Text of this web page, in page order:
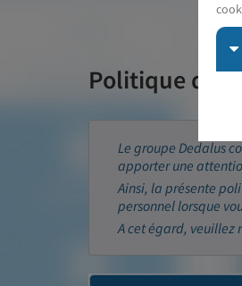
Politique de
Le groupe Dedalus
apporter une
Ainsi, la présente
personnel lorsque
A cet égard, veuillez